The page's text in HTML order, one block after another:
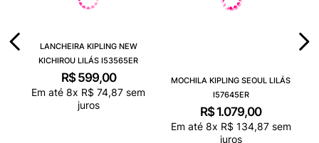
LANCHEIRA KIPLING NEW
KICHIROU LILÁS I53565ER
R$ 599,00
Em até 8x R$ 74,87 sem
juros
MOCHILA KIPLING SEOUL LILÁS
I57645ER
R$ 1.079,00
Em até 8x R$ 134,87sem
juros